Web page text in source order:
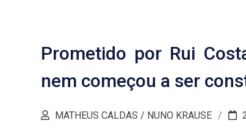
Prometido por Rui
nem começou a ser
MATHEUS CALDAS / NUNO KRAUSE